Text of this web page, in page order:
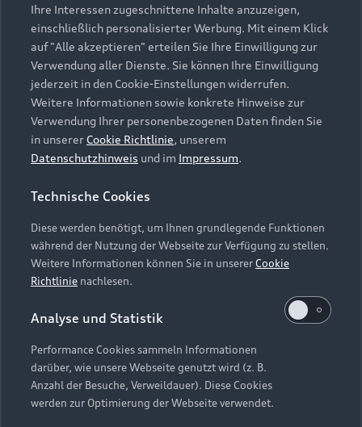
Elektromodelle
Plug-in-Hybride
Gebrauchtwagensuche
Gebrauchtwagen
Finanzierung
Aktionen & Angebote
Geschäftskunden
Saisonale Angebote
Audi Services
Garantie
Audi digital services
myAudi
Support
Kundenservice
Händlersuche
Audi Code
Online-Terminvereinbarung
Servicekontakt
Vertrag widerrufen
Über Audi
Unternehmen
Karriere
Investor Relations
Presse & Media Center
Datenschutz
Audi erleben
Newsletter
Impressum Rechtliches
Hinweisgebersystem
Datenschutzinformation
Cookie-Einstellungen
Cookie-Richtlinie
Barrierefreiheit
Hinweis: Die aktuelle Darstellung und Anordnung der
Embleme am Fahrzeug bei allen Abbildungen auf dieser
Webseite kann abweichen.
Ihre Interessen zugeschnittene Inhalte anzuzeigen,
einschließlich personalisierter Werbung. Mit einem Klick
auf "Alle akzeptieren" erteilen Sie Ihre Einwilligung zur
Verwendung aller Dienste. Sie können Ihre Einwilligung
jederzeit in den Cookie-Einstellungen widerrufen.
Weitere Informationen sowie konkrete Hinweise zur
Verwendung Ihrer personenbezogenen Daten finden Sie
in unserer Cookie Richtlinie, unserem
Datenschutzhinweis und im Impressum.
Technische Cookies
Diese werden benötigt, um Ihnen grundlegende Funktionen
während der Nutzung der Webseite zur Verfügung zu stellen.
Weitere Informationen können Sie in unsererCookie
Richtlinie nachlesen.
Analyse und Statistik
Performance Cookies sammeln Informationen
darüber, wie unsere Webseite genutzt wird (z. B.
Anzahl der Besuche, Verweildauer). Diese Cookies
werden zur Optimierung der Webseite verwendet.